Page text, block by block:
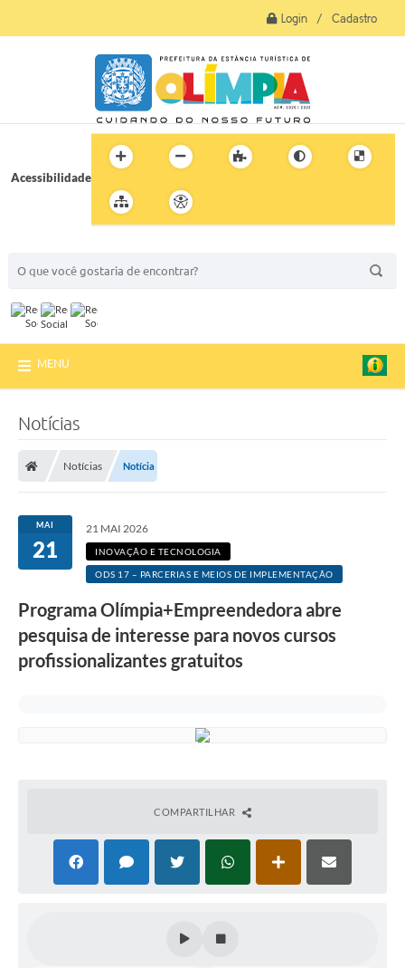
Login / Cadastro
Acessibilidade
MENU
Notícias
Notícias Notícia
MAI
21
21 MAI 2026
INOVAÇÃO E TECNOLOGIA
ODS 17 – PARCERIAS E MEIOS DE IMPLEMENTAÇÃO
Programa Olímpia+Empreendedora abre
pesquisa de interesse para novos cursos
profissionalizantes gratuitos
COMPARTILHAR